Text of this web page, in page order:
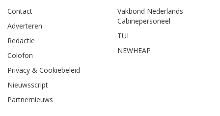
Contact
Adverteren
Redactie
Colofon
Privacy & Cookiebeleid
Nieuwsscript
Partnernieuws
Vakbond Nederlands
Cabinepersoneel
TUI
NEWHEAP